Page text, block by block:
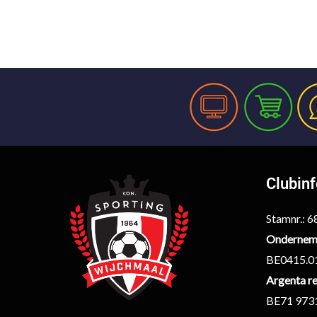
Stamnr.:
Argenta
BE71